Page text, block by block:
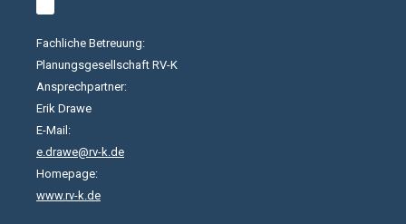
Fachliche Betreuung:
Planungsgesellschaft RV-K
Ansprechpartner:
Erik Drawe
E-Mail:
e.drawe@rv-k.de
Homepage:
www.rv-k.de